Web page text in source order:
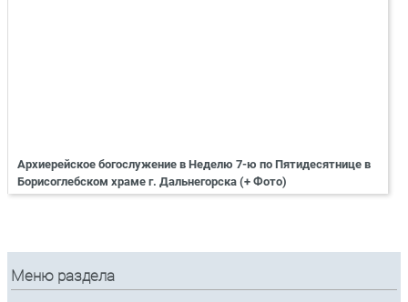
Архиерейское богослужение в Неделю 7-ю по Пятидесятнице в
Борисоглебском храме г. Дальнегорска (+ Фото)
Меню раздела